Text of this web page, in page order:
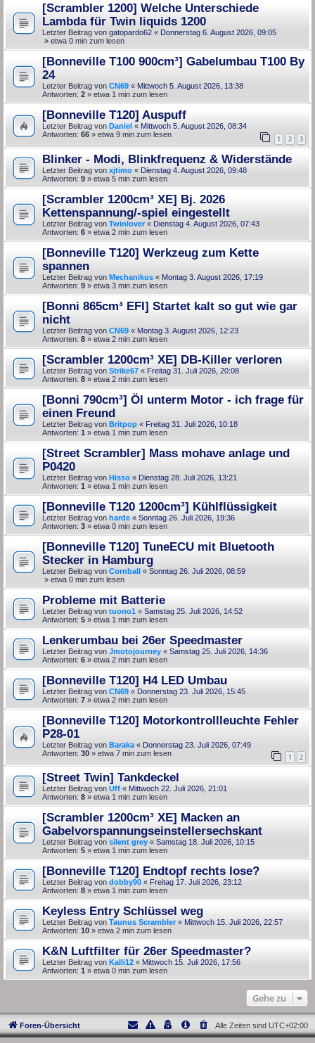
[Scrambler 1200] Welche Unterschiede
Lambda für Twin liquids 1200
Letzter Beitrag von gatopardo62 « Donnerstag 6. August 2026, 09:05
» etwa 0 min zum lesen
[Bonneville T100 900cm³] Gabelumbau T100 By
24
Letzter Beitrag von CN69 « Mittwoch 5. August 2026, 13:38
Antworten: 2 » etwa 1 min zum lesen
[Bonneville T120] Auspuff
Letzter Beitrag von Daniel « Mittwoch 5. August 2026, 08:34
Antworten: 66 1 2 3
» etwa 9 min zum lesen
Blinker - Modi, Blinkfrequenz & Widerstände
Letzter Beitrag von xjtimo « Dienstag 4. August 2026, 09:48
Antworten: 9 » etwa 5 min zum lesen
[Scrambler 1200cm³ XE] Bj. 2026
Kettenspannung/-spiel eingestellt
Letzter Beitrag von Twinlover« Dienstag 4. August 2026, 07:43
Antworten: 6 » etwa 2 min zum lesen
[Bonneville T120] Werkzeug zum Kette
spannen
Letzter Beitrag von Mechanikus « Montag 3. August 2026, 17:19
Antworten: 9 » etwa 3 min zum lesen
[Bonni 865cm³ EFI] Startet kalt so gut wie gar
nicht
Letzter Beitrag von CN69 « Montag 3. August 2026, 12:23
Antworten: 8 » etwa 2 min zum lesen
[Scrambler 1200cm³ XE] DB-Killer verloren
Letzter Beitrag von Strike67 « Freitag 31. Juli 2026, 20:08
Antworten: 8 » etwa 2 min zum lesen
[Bonni 790cm³] Öl unterm Motor - ich frage für
einen Freund
Letzter Beitrag von Britpop « Freitag 31. Juli 2026, 10:18
Antworten: 1 » etwa 1 min zum lesen
[Street Scrambler] Mass mohave anlage und
P0420
Letzter Beitrag von Hisso « Dienstag 28. Juli 2026, 13:21
Antworten: 1 » etwa 1 min zum lesen
[Bonneville T120 1200cm³] Kühlflüssigkeit
Letzter Beitrag von harde « Sonntag 26. Juli 2026, 19:36
Antworten: 3 » etwa 0 min zum lesen
[Bonneville T120] TuneECU mit Bluetooth
Stecker in Hamburg
Letzter Beitrag von Cornball « Sonntag 26. Juli 2026, 08:59
» etwa 0 min zum lesen
Probleme mit Batterie
Letzter Beitrag von tuono1 « Samstag 25. Juli 2026, 14:52
Antworten: 5 » etwa 1 min zum lesen
Lenkerumbau bei 26er Speedmaster
Letzter Beitrag von Jmotojourney « Samstag 25. Juli 2026, 14:36
Antworten: 6 » etwa 2 min zum lesen
[Bonneville T120] H4 LED Umbau
Letzter Beitrag von CN69 « Donnerstag 23. Juli 2026, 15:45
Antworten: 7 » etwa 2 min zum lesen
[Bonneville T120] Motorkontrollleuchte Fehler
P28-01
Letzter Beitrag von Baraka « Donnerstag 23. Juli 2026, 07:49
Antworten: 30 1 2
» etwa 7 min zum lesen
[Street Twin] Tankdeckel
Letzter Beitrag von Uff « Mittwoch 22. Juli 2026, 21:01
Antworten: 8 » etwa 1 min zum lesen
[Scrambler 1200cm³ XE] Macken an
Gabelvorspannungseinstellersechskant
Letzter Beitrag von silent grey « Samstag 18. Juli 2026, 10:15
Antworten: 5 » etwa 1 min zum lesen
[Bonneville T120] Endtopf rechts lose?
Letzter Beitrag von dobby90 « Freitag 17. Juli 2026, 23:12
Antworten: 8 » etwa 1 min zum lesen
Keyless Entry Schlüssel weg
Letzter Beitrag von Taunus Scrambler« Mittwoch 15. Juli 2026, 22:57
Antworten: 10 » etwa 2 min zum lesen
K&N Luftfilter für 26er Speedmaster?
Letzter Beitrag von Kalli12 « Mittwoch 15. Juli 2026, 17:56
Antworten: 1 » etwa 0 min zum lesen
Gehe zu
Foren-Übersicht Alle Zeiten sind UTC+02:00